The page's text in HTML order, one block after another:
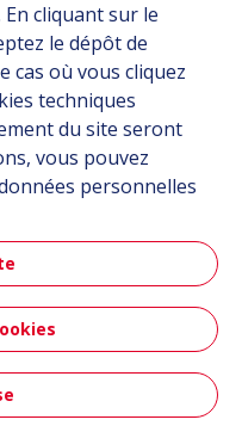
Crédits
cliquant sur le
le dépôt de
cas où vous cliquez
techniques
du site seront
vous pouvez
personnelles